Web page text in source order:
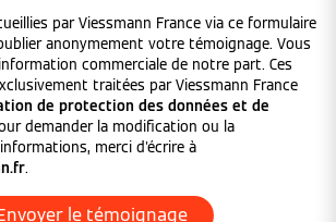
par Viessmann France via ce formulaire
anonymement votre témoignage. Vous
commerciale de notre part. Ces
traitées par Viessmann France
de protection des données et de
demander la modification ou la
merci d'écrire à
.